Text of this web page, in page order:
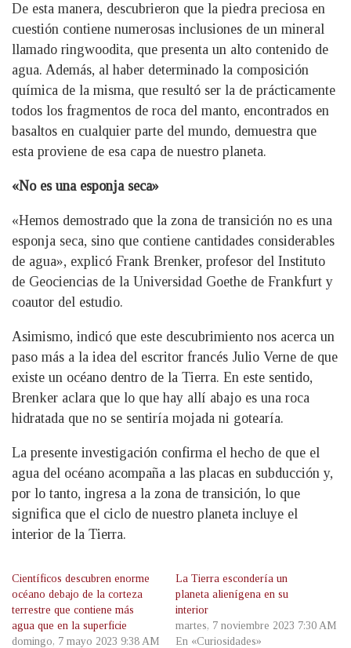
De esta manera, descubrieron que la piedra preciosa en
cuestión contiene numerosas inclusiones de un mineral
llamado ringwoodita, que presenta un alto contenido de
agua. Además, al haber determinado la composición
química de la misma, que resultó ser la de prácticamente
todos los fragmentos de roca del manto, encontrados en
basaltos en cualquier parte del mundo, demuestra que
esta proviene de esa capa de nuestro planeta.
«No es una esponja seca»
«Hemos demostrado que la zona de transición no es una
esponja seca, sino que contiene cantidades considerables
de agua», explicó Frank Brenker, profesor del Instituto
de Geociencias de la Universidad Goethe de Frankfurt y
coautor del estudio.
Asimismo, indicó que este descubrimiento nos acerca un
paso más a la idea del escritor francés Julio Verne de que
existe un océano dentro de la Tierra. En este sentido,
Brenker aclara que lo que hay allí abajo es una roca
hidratada que no se sentiría mojada ni gotearía.
La presente investigación confirma el hecho de que el
agua del océano acompaña a las placas en subducción y,
por lo tanto, ingresa a la zona de transición, lo que
significa que el ciclo de nuestro planeta incluye el
interior de la Tierra.
Científicos descubren enorme
océano debajo de la corteza
terrestre que contiene más
agua que en la superficie
domingo, 7 mayo 2023 9:38 AM
La Tierra escondería un
planeta alienígena en su
interior
martes, 7 noviembre 2023 7:30 AM
En «Curiosidades»